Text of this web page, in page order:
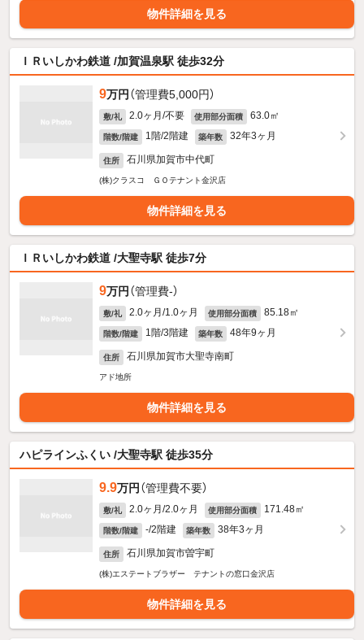
物件詳細を見る
ＩＲいしかわ鉄道 /加賀温泉駅 徒歩32分
9万円 （管理費5,000円）
敷/礼 2.0ヶ月/不要 使用部分面積 63.0㎡
階数/階建 1階/2階建 築年数 32年3ヶ月
住所 石川県加賀市中代町
(株)クラスコ ＧＯテナント金沢店
物件詳細を見る
ＩＲいしかわ鉄道 /大聖寺駅 徒歩7分
9万円 （管理費-）
敷/礼 2.0ヶ月/1.0ヶ月 使用部分面積 85.18㎡
階数/階建 1階/3階建 築年数 48年9ヶ月
住所 石川県加賀市大聖寺南町
アド地所
物件詳細を見る
ハピラインふくい /大聖寺駅 徒歩35分
9.9万円 （管理費不要）
敷/礼 2.0ヶ月/2.0ヶ月 使用部分面積 171.48㎡
階数/階建 -/2階建 築年数 38年3ヶ月
住所 石川県加賀市曽宇町
(株)エステートブラザー テナントの窓口金沢店
物件詳細を見る